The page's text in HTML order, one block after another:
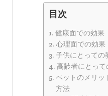
目次
健康面での効果
心理面での効果
子供にとっての
高齢者にとって
ペットのメリッ
方法